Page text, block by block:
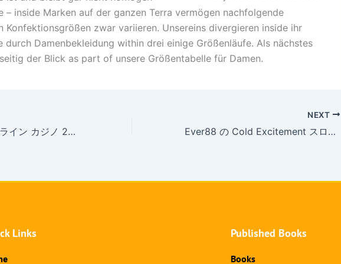
– inside Marken auf der ganzen Terra vermögen nachfolgende
Konfektionsgrößen zwar variieren. Unsereins divergieren inside ihr
durch Damenbekleidung within drei einige Größenläufe. Als nächstes
der Blick as part of unsere Größentabelle für Damen.
英国の最高のオンライン カジノ 2025 より優れたローカル カジノ サイト
NEXT
Ever88 の Cold Excitement スロットのレビュー
Links Published Books
Books